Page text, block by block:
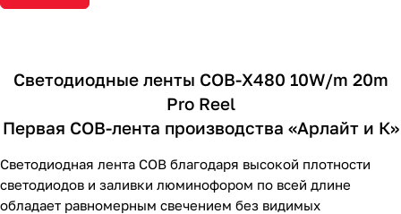
Светодиодные ленты COB-X480 10W/m 20m
Pro Reel
Первая COB-лента производства «Арлайт и К»
Светодиодная лента COB благодаря высокой плотности
светодиодов и заливки люминофором по всей длине
обладает равномерным свечением без видимых